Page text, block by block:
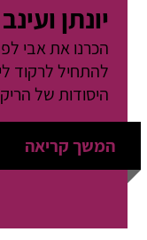
יונתן ועינב
הכרנו את אבי
להתחיל לרקוד
היסודות של
המשך קריאה